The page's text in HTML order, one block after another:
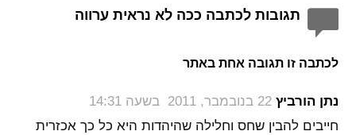
תגובות לכתבה ככה לא נראית ערווה
לכתבה זו תגובה אחת באתר
נתן הורביץ ‏22 בנובמבר, 2011 בשעה 14:31
חייבים להבין שחס וחלילה שהיהדות היא כל כך אכזרית